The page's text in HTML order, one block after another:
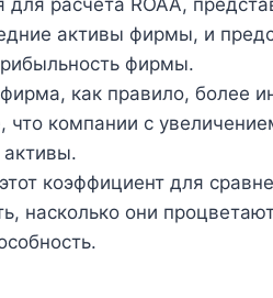
активы фирмы, и
фирмы.
как правило, более
компании с
активы.
коэффициент для
насколько они